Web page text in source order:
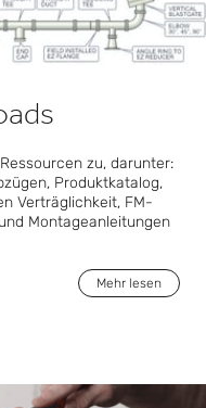
zu, darunter:
Produktkatalog,
Verträglichkeit, FM-
Montageanleitungen
Mehr lesen